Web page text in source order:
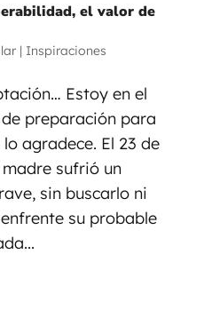
el valor de
| Inspiraciones
Estoy en el
preparación para
agradece. El 23 de
sufrió un
sin buscarlo ni
su probable